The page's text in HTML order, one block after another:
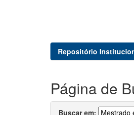
Repositório
Página de
Buscar em: